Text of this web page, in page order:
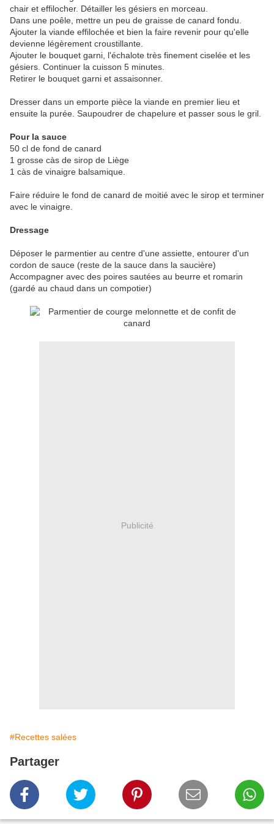
chair et effilocher. Détailler les gésiers en morceau.
Dans une poêle, mettre un peu de graisse de canard fondu.
Ajouter la viande effilochée et bien la faire revenir pour qu'elle
devienne légèrement croustillante.
Ajouter le bouquet garni, l'échalote très finement ciselée et les
gésiers. Continuer la cuisson 5 minutes.
Retirer le bouquet garni et assaisonner.
Dresser dans un emporte pièce la viande en premier lieu et
ensuite la purée. Saupoudrer de chapelure et passer sous le gril.
Pour la sauce
50 cl de fond de canard
1 grosse càs de sirop de Liège
1 càs de vinaigre balsamique.
Faire réduire le fond de canard de moitié avec le sirop et terminer
avec le vinaigre.
Dressage
Déposer le parmentier au centre d'une assiette, entourer d'un
cordon de sauce (reste de la sauce dans la saucière)
Accompagner avec des poires sautées au beurre et romarin
(gardé au chaud dans un compotier)
Publicité
#Recettes salées
Partager